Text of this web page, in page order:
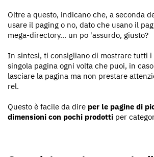
Oltre a questo, indicano che, a seconda
usare il paging o no, dato che usano il
mega-directory... un po 'assurdo, giusto?
In sintesi, ti consigliano di mostrare tutti
singola pagina ogni volta che puoi, in
lasciare la pagina ma non prestare
rel.
Questo è facile da dire per le pagine di
dimensioni con pochi prodotti per